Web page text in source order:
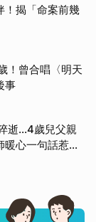
！揭「命案前幾
！曾合唱〈明天
事
逝...4歲兒父親
心一句話惹哭